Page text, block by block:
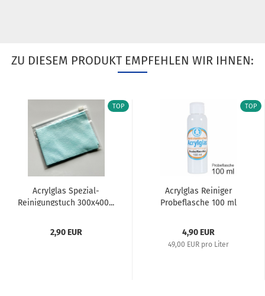
ZU DIESEM PRODUKT EMPFEHLEN WIR IHNEN:
TOP
Acrylglas Spezial-
Reinigungstuch 300x400...
2,90 EUR
TOP
Acrylglas Reiniger
Probeflasche 100 ml
4,90 EUR
49,00 EUR pro Liter